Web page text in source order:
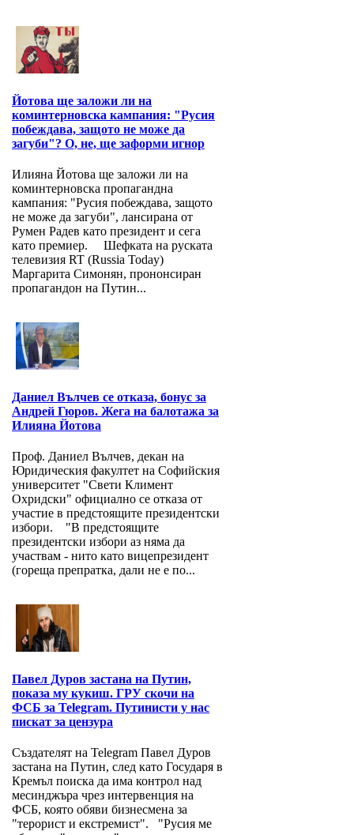
Йотова ще заложи ли на
коминтерновска кампания: "Русия
побеждава, защото не може да
загуби"? О, не, ще заформи игнор
Илияна Йотова ще заложи ли на
коминтерновска пропагандна
кампания: "Русия побеждава, защото
не може да загуби", лансирана от
Румен Радев като президент и сега
като премиер. Шефката на руската
телевизия RT (Russia Today)
Маргарита Симонян, прононсиран
пропагандон на Путин...
Даниел Вълчев се отказа, бонус за
Андрей Гюров. Жега на балотажа за
Илияна Йотова
Проф. Даниел Вълчев, декан на
Юридическия факултет на Софийския
университет "Свети Климент
Охридски" официално се отказа от
участие в предстоящите президентски
избори. "В предстоящите
президентски избори аз няма да
участвам - нито като вицепрезидент
(гореща препратка, дали не е по...
Павел Дуров застана на Путин,
показа му кукиш. ГРУ скочи на
ФСБ за Telegram. Путинисти у нас
пискат за цензура
Създателят на Telegram Павел Дуров
застана на Путин, след като Государя в
Кремъл поиска да има контрол над
месинджъра чрез интервенция на
ФСБ, която обяви бизнесмена за
"терорист и екстремист". "Русия ме